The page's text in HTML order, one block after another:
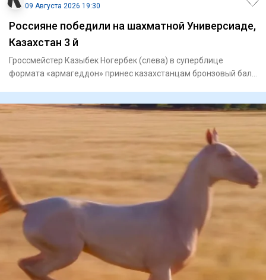
09 Августа 2026 19:30
Россияне победили на шахматной Универсиаде,
Казахстан 3 й
Гроссмейстер Казыбек Ногербек (слева) в суперблице
формата «армагеддон» принес казахстанцам бронзовый балл